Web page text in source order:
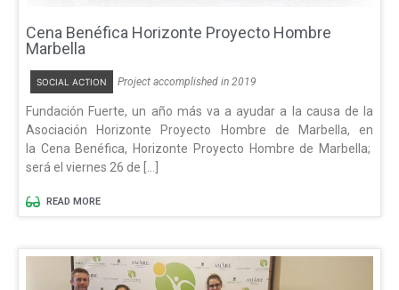
Cena Benéfica Horizonte Proyecto Hombre
Marbella
SOCIAL ACTION Project accomplished in 2019
Fundación Fuerte, un año más va a ayudar a la causa de la
Asociación Horizonte Proyecto Hombre de Marbella, en
la Cena Benéfica, Horizonte Proyecto Hombre de Marbella;
será el viernes 26 de […]
READ MORE